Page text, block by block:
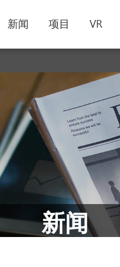
新闻 项目 VR
新闻